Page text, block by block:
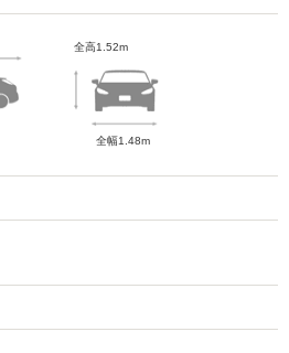
全高1.52m
全幅1.48m